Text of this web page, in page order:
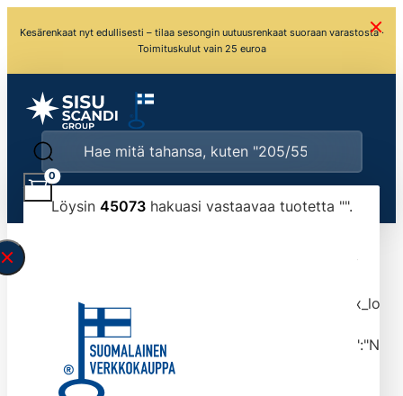
Kesärenkaat nyt edullisesti – tilaa sesongin uutuusrenkaat suoraan varastosta ·
Toimituskulut vain 25 euroa
Löysin 45073hakuasi vastaavaa tuotetta "".
typed the search query correctly.<br>Currently
tmlmvi","meta_query":
data-original-query-vars="[]" data-page="1"
data-max-pages="4508" data-start="1" data-
0